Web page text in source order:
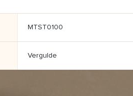
MTST0100
Vergulde